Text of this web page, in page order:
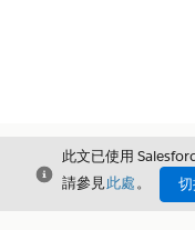
結束
此文已使用
請參見此處。